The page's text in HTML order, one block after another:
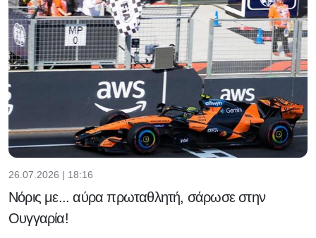
26.07.2026 | 18:16
Νόρις με... αύρα πρωταθλητή, σάρωσε στην
Ουγγαρία!